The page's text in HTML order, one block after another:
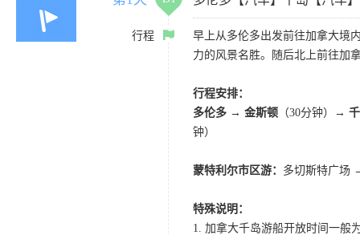
行程
早上从多伦多出发前往加拿大境
力的风景名胜。随后北上前往加
行程安排：
多伦多 → 金斯顿 （30分钟）
→
钟）
蒙特利尔市区游： 多切斯特广场
特殊说明：
1. 加拿大千岛游船开放时间一般